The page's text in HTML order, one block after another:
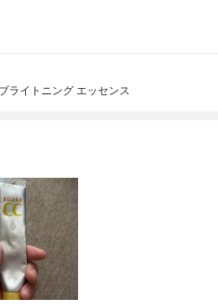
ライトニング エッセンス